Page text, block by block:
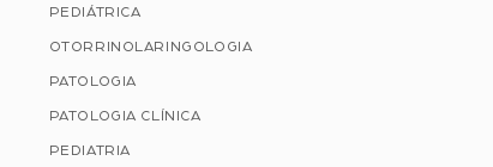
PEDIÁTRICA
OTORRINOLARINGOLOGIA
PATOLOGIA
PATOLOGIA CLÍNICA
PEDIATRIA